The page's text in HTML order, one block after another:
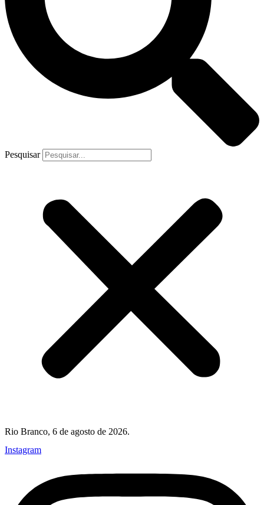
Pesquisar
Rio Branco, 6 de agosto de 2026.
Instagram